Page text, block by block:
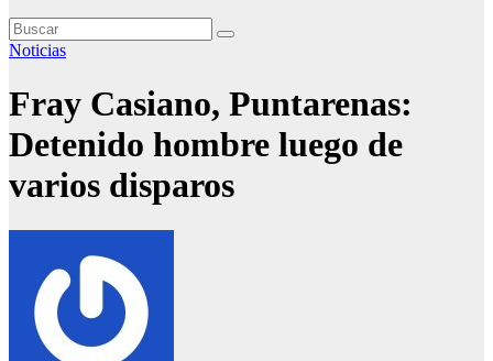
Noticias
Fray Casiano, Puntarenas:
Detenido hombre luego de
varios disparos